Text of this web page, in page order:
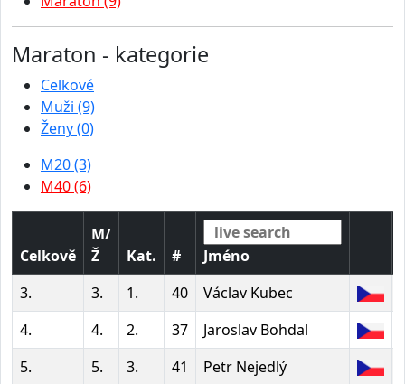
Maraton - kategorie
Celkové
Muži (9)
Ženy (0)
M20 (3)
M40 (6)
Celkově
M/
Ž
Kat. # Jméno
3.
3. 1. 40 Václav Kubec
4.
4. 2. 37 Jaroslav Bohdal
5.
5. 3. 41 Petr Nejedlý